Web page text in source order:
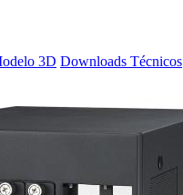
3D Downloads Técnicos